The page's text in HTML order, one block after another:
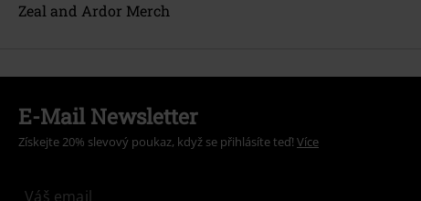
Zeal and Ardor Merch
E-Mail Newsletter
Získejte 20% slevový poukaz, když se přihlásíte teď! Více